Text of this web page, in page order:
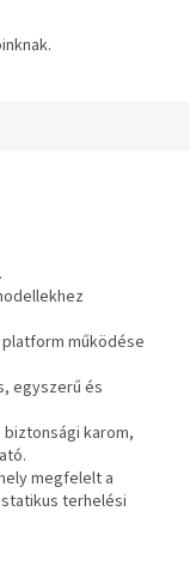
működése
egyszerű és
karom,
megfelelt a
terhelési